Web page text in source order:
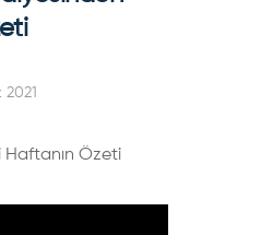
2021
Haftanın Özeti